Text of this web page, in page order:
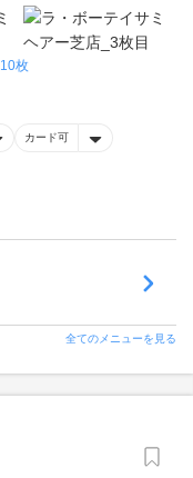
10枚
カード可
全てのメニューを見る